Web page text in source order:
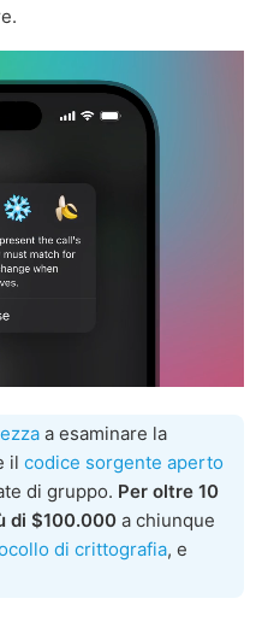
a esaminare la
il codice sorgente aperto
di gruppo. Per oltre 10
di $100.000 a chiunque
di crittografia, e